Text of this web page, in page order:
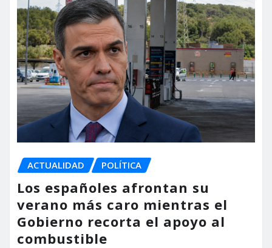
ACTUALIDAD POLÍTICA
Los españoles afrontan su
verano más caro mientras el
Gobierno recorta el apoyo al
combustible